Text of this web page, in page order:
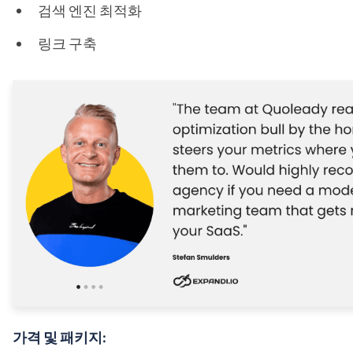
검색 엔진 최적화
링크 구축
가격 및 패키지: